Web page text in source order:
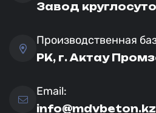
Завод
Производственная
РК, г. Актау
Email:
info@mdvbeton.kz